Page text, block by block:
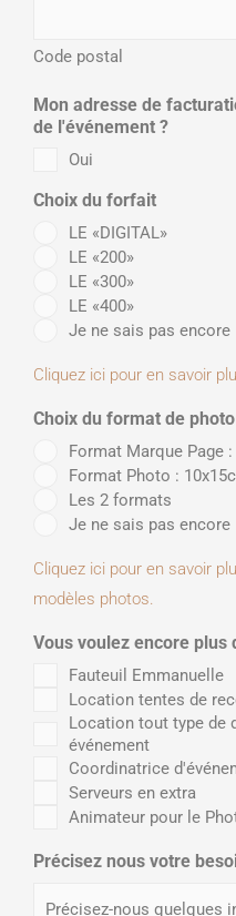
Code postal
Mon adresse de
de l'événement ?
Oui
Choix du forfait
LE «DIGITAL»
LE «200»
LE «300»
LE «400»
Je ne sais pas encore
Cliquez ici pour en savoir
Choix du format de photo
Format Marque Page
Format Photo :
Les 2 formats
Je ne sais pas encore
Cliquez ici pour en savoir
modèles photos.
Vous voulez encore plus
Fauteuil Emmanuelle
Location tentes de
Location tout type de
événement
Coordinatrice
Serveurs en extra
Animateur pour le
Précisez nous votre